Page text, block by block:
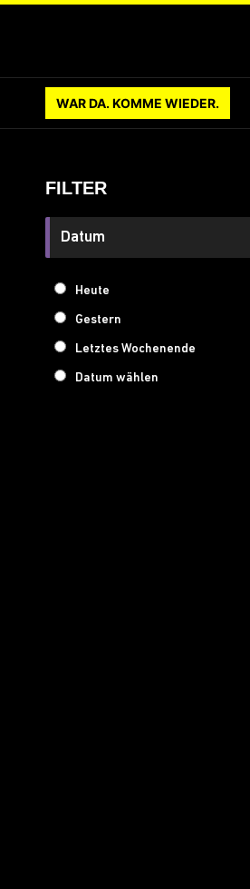
WAR DA. KOMME WIEDER.
FILTER
Datum
Heute
Gestern
Letztes Wochenende
Datum wählen